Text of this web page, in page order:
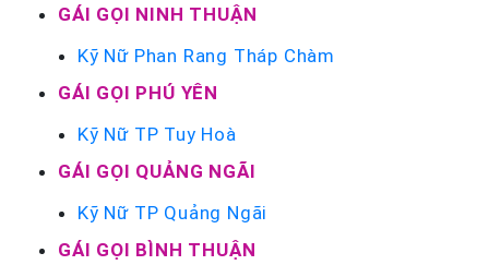
GÁI GỌI NINH THUẬN
Kỹ Nữ Phan Rang Tháp Chàm
GÁI GỌI PHÚ YÊN
Kỹ Nữ TP Tuy Hoà
GÁI GỌI QUẢNG NGÃI
Kỹ Nữ TP Quảng Ngãi
GÁI GỌI BÌNH THUẬN